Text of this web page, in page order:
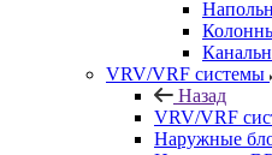
VRV/VRF системы
Назад
VRV/VRF
Наружные